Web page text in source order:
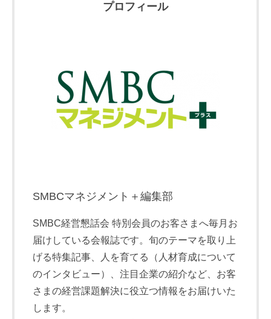
プロフィール
SMBCマネジメント＋編集部
SMBC経営懇話会 特別会員のお客さまへ毎月お
届けしている会報誌です。旬のテーマを取り上
げる特集記事、人を育てる（人材育成について
のインタビュー）、注目企業の紹介など、お客
さまの経営課題解決に役立つ情報をお届けいた
します。